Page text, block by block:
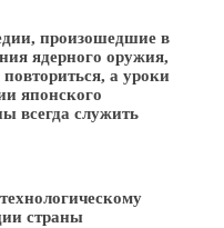
произошедшие в
ядерного оружия,
а уроки
японского
всегда служить
страны